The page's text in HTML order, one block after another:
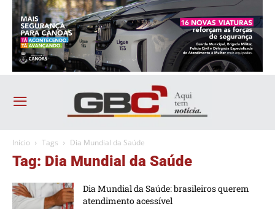
Início Tags Dia Mundial da Saúde
Tag: Dia Mundial da Saúde
Dia Mundial da Saúde: brasileiros querem
atendimento acessível